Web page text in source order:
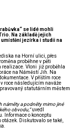
se lidé mohli
Na základě jejich
jezírka i studii na
na Horní ulici, přes
proběhne v pěti
realizace. Vloni již proběhla
na Náměstí Jih. Na
V příštím roce
roce následujícím naváže
statutárním městem
náměty a podněty mimo jiné
obvodu,“uvedl
Informace o konceptu
otázek. Diskutovalo se také,